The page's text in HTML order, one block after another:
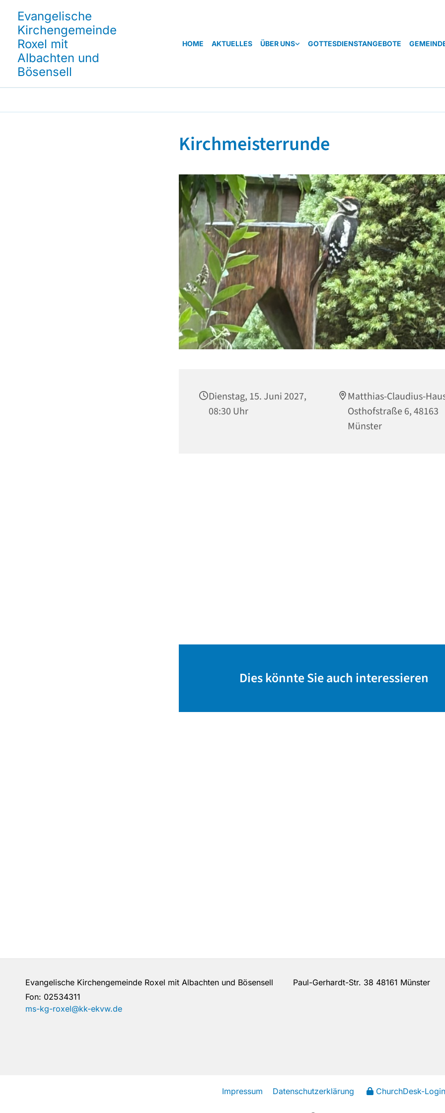
Evangelische
Kirchengemeinde
Roxel mit
Albachten und
Bösensell
HOME AKTUELLES ÜBER UNS GOTTESDIENSTANGEBOTE
Kirchmeisterrunde
Dienstag, 15. Juni 2027,
08:30 Uhr
Matthias-Claudius-
Osthofstraße 6, 48163
Münster
Dies könnte Sie auch interessieren
Evangelische Kirchengemeinde Roxel mit Albachten und Bösensell Paul-Gerhardt-Str. 38 48161 Münster
Fon: 02534311
ms-kg-roxel@kk-ekvw.de
Impressum Datenschutzerklärung ChurchDesk-Login